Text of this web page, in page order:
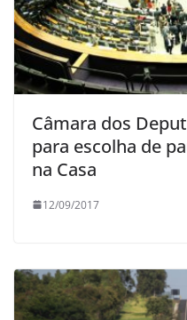
Câmara dos
para escolha de
na Casa
12/09/2017